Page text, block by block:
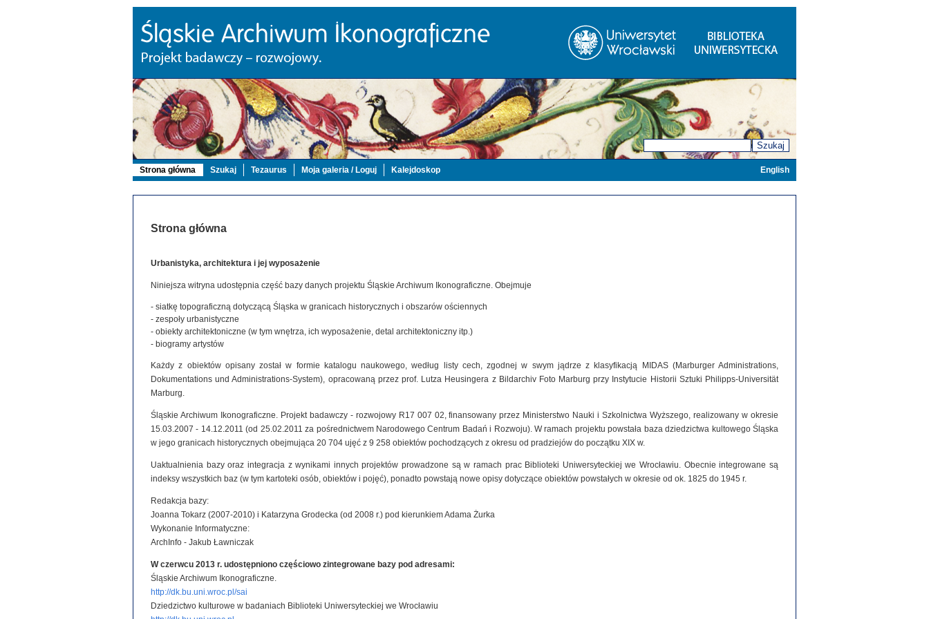
Szukaj
Strona główna Szukaj Tezaurus Moja galeria / Loguj Kalejdoskop English
Strona główna
Urbanistyka, architektura i jej wyposażenie
Niniejsza witryna udostępnia część bazy danych projektu Śląskie Archiwum Ikonograficzne. Obejmuje
- siatkę topograficzną dotyczącą Śląska w granicach historycznych i obszarów ościennych
- zespoły urbanistyczne
- obiekty architektoniczne (w tym wnętrza, ich wyposażenie, detal architektoniczny itp.)
- biogramy artystów
Każdy z obiektów opisany został w formie katalogu naukowego, według listy cech, zgodnej w swym jądrze z klasyfikacją MIDAS (Marburger Administrations,
Dokumentations und Administrations-System), opracowaną przez prof. Lutza Heusingera z Bildarchiv Foto Marburg przy Instytucie Historii Sztuki Philipps-Universität
Marburg.
Śląskie Archiwum Ikonograficzne. Projekt badawczy - rozwojowy R17 007 02, finansowany przez Ministerstwo Nauki i Szkolnictwa Wyższego, realizowany w okresie
15.03.2007 - 14.12.2011 (od 25.02.2011 za pośrednictwem Narodowego Centrum Badań i Rozwoju). W ramach projektu powstała baza dziedzictwa kultowego Śląska
w jego granicach historycznych obejmująca 20 704 ujęć z 9 258 obiektów pochodzących z okresu od pradziejów do początku XIX w.
Uaktualnienia bazy oraz integracja z wynikami innych projektów prowadzone są w ramach prac Biblioteki Uniwersyteckiej we Wrocławiu. Obecnie integrowane są
indeksy wszystkich baz (w tym kartoteki osób, obiektów i pojęć), ponadto powstają nowe opisy dotyczące obiektów powstałych w okresie od ok. 1825 do 1945 r.
Redakcja bazy:
Joanna Tokarz (2007-2010) i Katarzyna Grodecka (od 2008 r.) pod kierunkiem Adama Żurka
Wykonanie Informatyczne:
ArchInfo - Jakub Ławniczak
W czerwcu 2013 r. udostępniono częściowo zintegrowane bazy pod adresami:
Śląskie Archiwum Ikonograficzne.
http://dk.bu.uni.wroc.pl/sai
Dziedzictwo kulturowe w badaniach Biblioteki Uniwersyteckiej we Wrocławiu